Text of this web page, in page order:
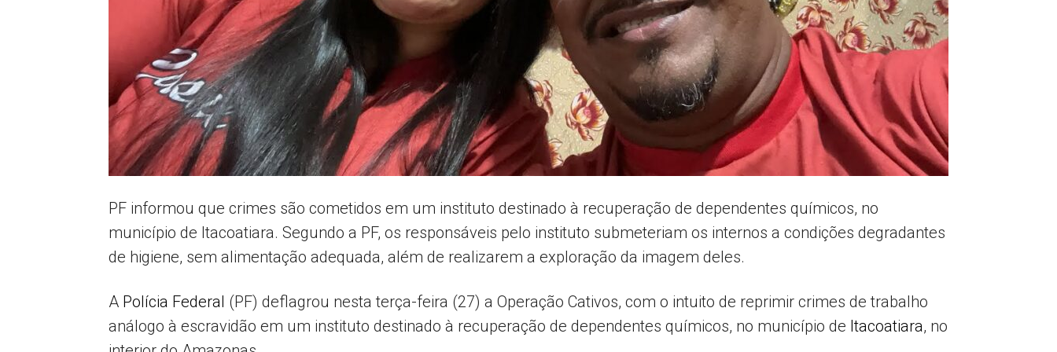
PF informou que crimes são cometidos em um instituto destinado à recuperação de dependentes químicos, no
município de Itacoatiara. Segundo a PF, os responsáveis pelo instituto submeteriam os internos a condições degradantes
de higiene, sem alimentação adequada, além de realizarem a exploração da imagem deles.
A Polícia Federal (PF) deflagrou nesta terça-feira (27) a Operação Cativos, com o intuito de reprimir crimes de trabalho
análogo à escravidão em um instituto destinado à recuperação de dependentes químicos, no município de Itacoatiara, no